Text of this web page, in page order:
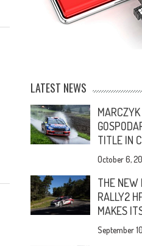
LATEST NEWS
TITLE IN
October 6,
THE NEW
RALLY2
MAKES
September